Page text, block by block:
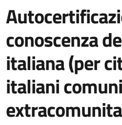
conoscenza
italiana (per
italiani